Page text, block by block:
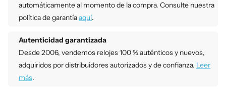
automáticamente al momento de la compra. Consulte nuestra
política de garantíaaquí.
Autenticidad garantizada
Desde 2006, vendemos relojes 100 % auténticos y nuevos,
adquiridos por distribuidores autorizados y de confianza. Leer
más.